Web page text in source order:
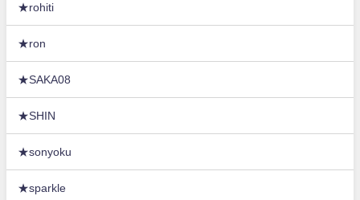
★rohiti
★ron
★SAKA08
★SHIN
★sonyoku
★sparkle